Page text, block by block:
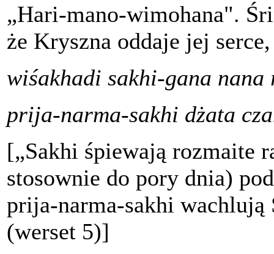
„Hari-mano-wimohana".
że Kryszna oddaje jej
wiśakhadi sakhi-gana nana
prija-narma-sakhi dżata
[„Sakhi śpiewają rozmaite
stosownie do pory dnia)
prija-narma-sakhi
(werset 5)]